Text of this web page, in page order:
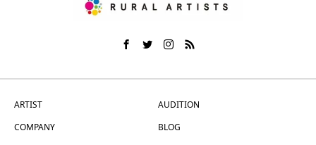
ARTIST
AUDITION
COMPANY
BLOG